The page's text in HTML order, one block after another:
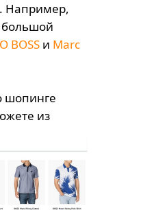
Например,
BOSS и Marc
шопинге
из